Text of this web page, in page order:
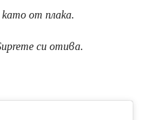
от плака.
си отива.